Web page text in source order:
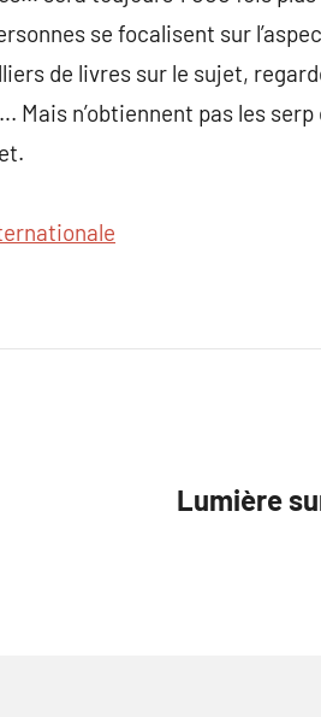
se focalisent sur
de livres sur le sujet,
n’obtiennent pas les serp
Lumière